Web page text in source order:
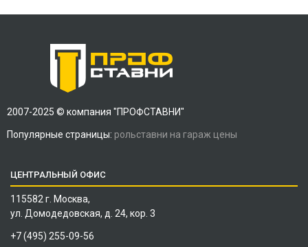
2007-2025 © компания "ПРОФСТАВНИ"
Популярные страницы: рольставни на гараж цены
ЦЕНТРАЛЬНЫЙ ОФИС
115582 г. Москва,
ул. Домодедовская, д. 24, кор. 3
+7 (495) 255-09-56